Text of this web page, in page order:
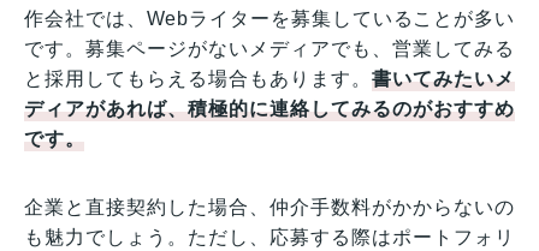
作会社では、Webライターを募集していることが多い
です。募集ページがないメディアでも、営業してみる
と採用してもらえる場合もあります。書いてみたいメ
ディアがあれば、積極的に連絡してみるのがおすすめ
です。
企業と直接契約した場合、仲介手数料がかからないの
も魅力でしょう。ただし、応募する際はポートフォリ